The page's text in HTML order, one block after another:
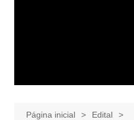
Página inicial
Edital